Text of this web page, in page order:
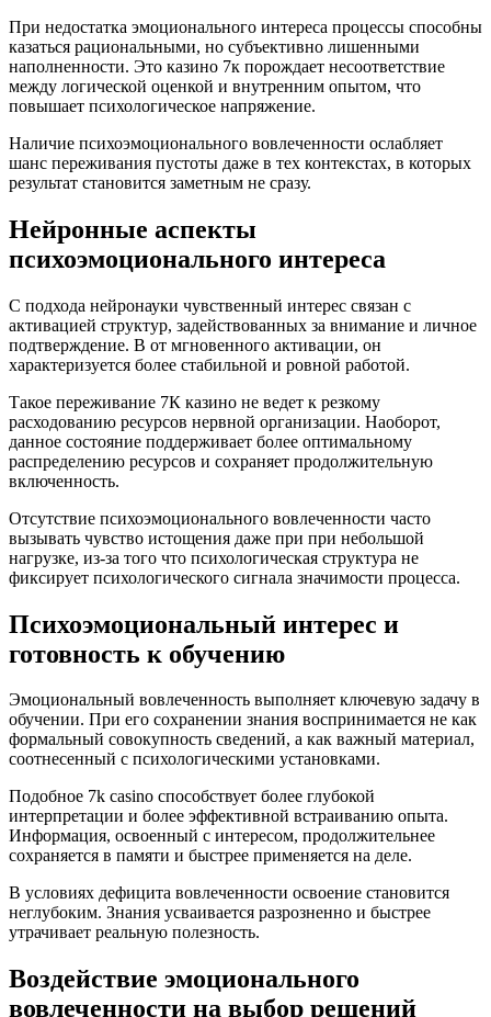
При недостатка эмоционального интереса процессы способны
казаться рациональными, но субъективно лишенными
наполненности. Это казино 7к порождает несоответствие
между логической оценкой и внутренним опытом, что
повышает психологическое напряжение.
Наличие психоэмоционального вовлеченности ослабляет
шанс переживания пустоты даже в тех контекстах, в которых
результат становится заметным не сразу.
Нейронные аспекты
психоэмоционального интереса
С подхода нейронауки чувственный интерес связан с
активацией структур, задействованных за внимание и личное
подтверждение. В от мгновенного активации, он
характеризуется более стабильной и ровной работой.
Такое переживание 7К казино не ведет к резкому
расходованию ресурсов нервной организации. Наоборот,
данное состояние поддерживает более оптимальному
распределению ресурсов и сохраняет продолжительную
включенность.
Отсутствие психоэмоционального вовлеченности часто
вызывать чувство истощения даже при при небольшой
нагрузке, из-за того что психологическая структура не
фиксирует психологического сигнала значимости процесса.
Психоэмоциональный интерес и
готовность к обучению
Эмоциональный вовлеченность выполняет ключевую задачу в
обучении. При его сохранении знания воспринимается не как
формальный совокупность сведений, а как важный материал,
соотнесенный с психологическими установками.
Подобное 7k casino способствует более глубокой
интерпретации и более эффективной встраиванию опыта.
Информация, освоенный с интересом, продолжительнее
сохраняется в памяти и быстрее применяется на деле.
В условиях дефицита вовлеченности освоение становится
неглубоким. Знания усваивается разрозненно и быстрее
утрачивает реальную полезность.
Воздействие эмоционального
вовлеченности на выбор решений